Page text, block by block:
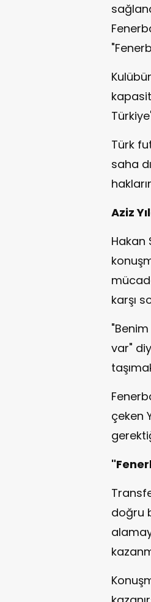
Türk
saha
Aziz
Hakan
karşı
var"
çeken
doğru